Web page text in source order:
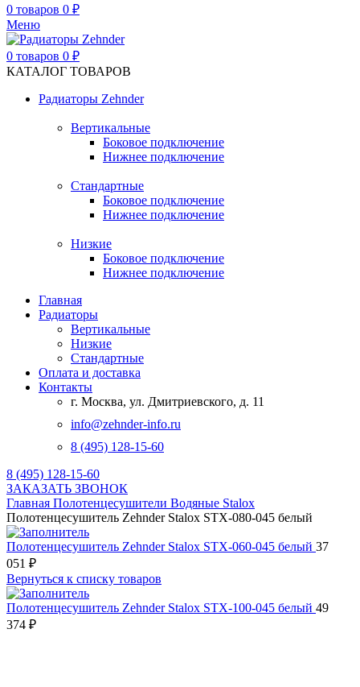
0 товаров 0 ₽
Меню
0 товаров 0 ₽
КАТАЛОГ ТОВАРОВ
Радиаторы Zehnder
Вертикальные
Боковое подключение
Нижнее подключение
Стандартные
Боковое подключение
Нижнее подключение
Низкие
Боковое подключение
Нижнее подключение
Главная
Радиаторы
Вертикальные
Низкие
Стандартные
Оплата и доставка
Контакты
г. Москва, ул. Дмитриевского, д. 11
info@zehnder-info.ru
8 (495) 128-15-60
8 (495) 128-15-60
ЗАКАЗАТЬ ЗВОНОК
Главная Полотенцесушители Водяные Stalox
Полотенцесушитель Zehnder Stalox STX-080-045 белый
Полотенцесушитель Zehnder Stalox STX-060-045 белый 37
051 ₽
Вернуться к списку товаров
Полотенцесушитель Zehnder Stalox STX-100-045 белый 49
374 ₽